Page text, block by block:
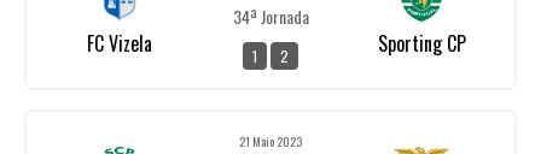
FC Vizela
34ª Jornada
1 2 Sporting CP
21 Maio 2023